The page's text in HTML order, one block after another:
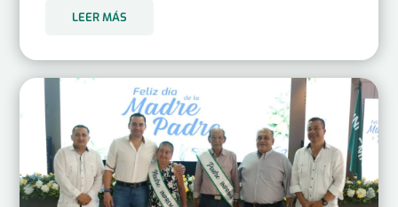
LEER MÁS